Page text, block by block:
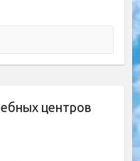
центров